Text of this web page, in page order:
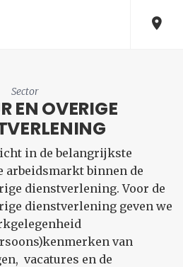
Sector
EN OVERIGE
in de belangrijkste
binnen de
dienstverlening. Voor de
dienstverlening geven we
van
vacatures en de